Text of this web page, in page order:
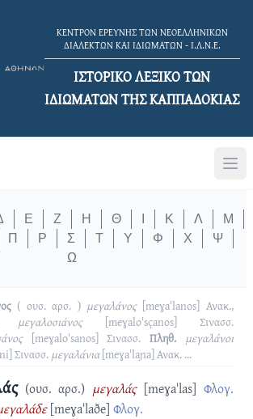
ΚΕΝΤΡΟΝ ΕΡΕΥΝΗΣ ΤΩΝ ΝΕΟΕΛΛΗΝΙΚΩΝ
ΔΙΑΛΕΚΤΩΝ ΚΑΙ ΙΔΙΩΜΑΤΩΝ - Ι.Λ.Ν.Ε.
ΙΣΤΟΡΙΚΟ ΛΕΞΙΚΟ TΩΝ
ΙΔΙΩΜΑΤΩΝ ΤΗΣ ΚΑΠΠΑΔΟΚΙΑΣ
Ε Ζ Η Θ Κ Λ
Μ
Π Ρ Σ Τ Υ Φ Χ
Ψ
Ω
( ουσ. αρσ. ) μεγαλάνος [meɣaˈlanos] Ανακ.,
μεγαλοσιάνος [meɣaloˈsçanos]
Σινασσ.
[meɣaloˈsanos] Σινασσ. Πληθ. μεγαλάνοι
Σινασσ. μεγαλάνια [meɣaˈlaɲa] Ανακ. ...
(ουσ. αρσ.) μεγαλάς [meɣaˈlas] Φλογ.
[meɣaˈlaðe] Φλογ.